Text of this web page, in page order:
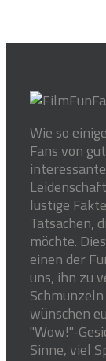
Wie so
Fans von
lustige
Tatsachen,
möchte.
einen der
uns, ihn zu
wünschen
"Wow!"-
Sinne, viel